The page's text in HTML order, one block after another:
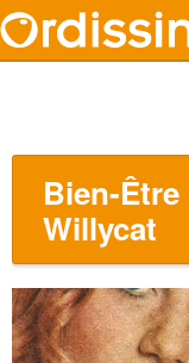
Bien-
Willycat